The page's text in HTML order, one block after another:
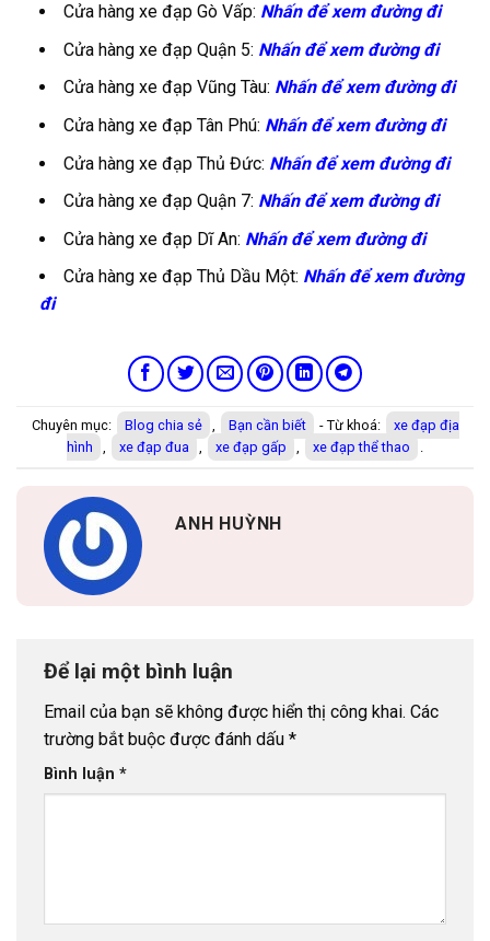
Cửa hàng xe đạp Gò Vấp: Nhấn để xem đường đi
Cửa hàng xe đạp Quận 5: Nhấn để xem đường đi
Cửa hàng xe đạp Vũng Tàu: Nhấn để xem đường đi
Cửa hàng xe đạp Tân Phú: Nhấn để xem đường đi
Cửa hàng xe đạp Thủ Đức: Nhấn để xem đường đi
Cửa hàng xe đạp Quận 7: Nhấn để xem đường đi
Cửa hàng xe đạp Dĩ An: Nhấn để xem đường đi
Cửa hàng xe đạp Thủ Dầu Một: Nhấn để xem đường
đi
Chuyên mục: Blog chia sẻ Bạn cần biết - Từ khoá:
xe đạp địa
hình
xe đạp đua xe đạp gấp xe đạp thể thao
ANH HUỲNH
Để lại một bình luận
Email của bạn sẽ không được hiển thị công khai. Các
trường bắt buộc được đánh dấu *
Bình luận *